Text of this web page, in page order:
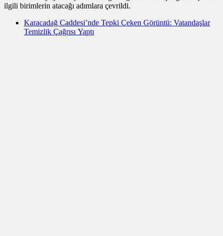
ilgili birimlerin atacağı adımlara çevrildi.
Karacadağ Caddesi’nde Tepki Çeken Görüntü: Vatandaşlar
Temizlik Çağrısı Yaptı